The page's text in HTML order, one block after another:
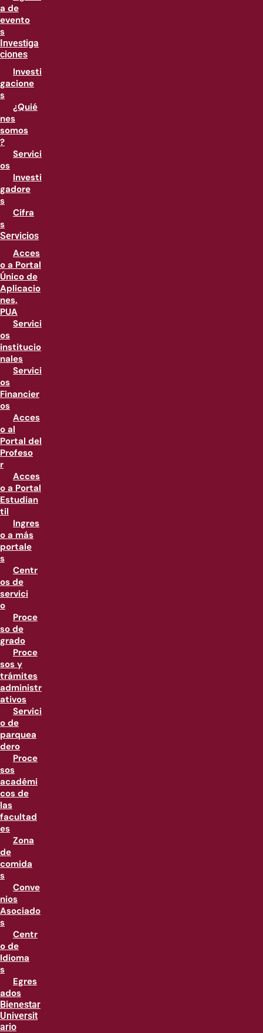
a de
evento
s
Investiga
ciones
Investi
gacione
s
¿Quié
nes
somos
?
Servici
os
Investi
gadore
s
Cifra
s
Servicios
Acces
o a Portal
Único de
Aplicacio
nes,
PUA
Servici
os
institucio
nales
Servici
os
Financier
os
Acces
o al
Portal del
Profeso
r
Acces
o a Portal
Estudian
til
Ingres
o a más
portale
s
Centr
os de
servici
o
Proce
so de
grado
Proce
sos y
trámites
administr
ativos
Servici
o de
parquea
dero
Proce
sos
académi
cos de
las
facultad
es
Zona
de
comida
s
Conve
nios
Asociado
s
Centr
o de
Idioma
s
Egres
ados
Bienestar
Universit
ario